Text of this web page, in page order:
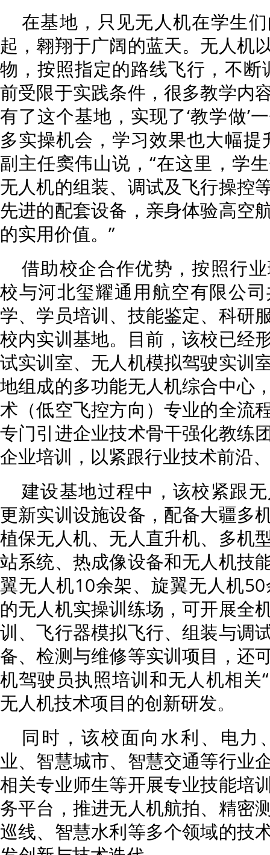
在基地，只见无人机在学生
起，翱翔于广阔的蓝天。无人机
物，按照指定的路线飞行，不断
前受限于实践条件，很多教学内
有了这个基地，实现了‘教学做’
多实操机会，学习效果也大幅提
副主任窦伟山说，“在这里，学
无人机的组装、调试及飞行操控
先进的配套设备，亲身体验高空
的实用价值。”
借助校企合作优势，按照行
校与河北玺耀通用航空有限公
学、学员培训、技能鉴定、科研
校内实训基地。目前，该校已经
试实训室、无人机模拟驾驶实训
地组成的多功能无人机综合中心
术（低空飞控方向）专业的全流
专门引进企业技术骨干强化教练
企业培训，以紧跟行业技术前沿
建设基地过程中，该校紧跟
更新实训设施设备，配备大疆多
植保无人机、无人直升机、多机
站系统、热成像设备和无人机技
翼无人机10余架、旋翼无人机
的无人机实操训练场，可开展全
训、飞行器模拟飞行、组装与调
备、检测与维修等实训项目，还
机驾驶员执照培训和无人机相关
无人机技术项目的创新研发。
同时，该校面向水利、电力
业、智慧城市、智慧交通等行业
相关专业师生等开展专业技能培
务平台，推进无人机航拍、精密
巡线、智慧水利等多个领域的技